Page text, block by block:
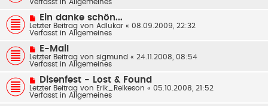
B
e
i
a
g
Verfasst in Allgemeines
e
u
B
e
i
a
g
Ein danke schön...
Letzter Beitrag von Adlukar « 08.09.2009, 22:32
Verfasst in Allgemeines
e
u
B
e
i
E-Mail
Letzter Beitrag von sigmund « 24.11.2008, 08:54
Verfasst in Allgemeines
e
u
Disenfest - Lost & Found
Letzter Beitrag von Erik_Reikeson « 05.10.2008, 21:52
Verfasst in Allgemeines